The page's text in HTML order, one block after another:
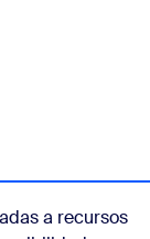
a recursos